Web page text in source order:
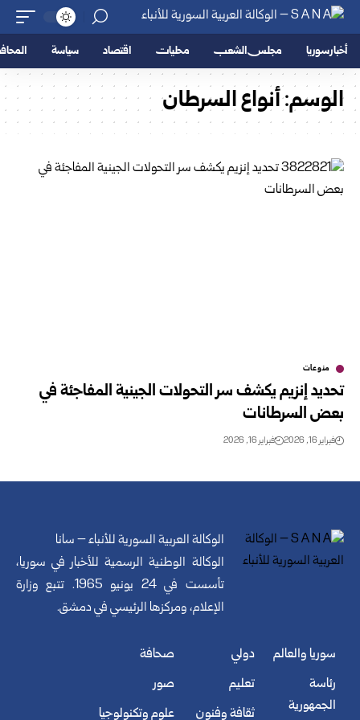
أخبار سوريا مجلس الشعب محليات اقتصاد سياسة
الوسم:أنواع السرطان
منوعات
تحديد إنزيم يكشف سر التحولات الجينية المفاجئة في
بعض السرطانات
فبراير 16, 2026 فبراير 16, 2026
الوكالة العربية السورية للأنباء – سانا
الوكالة الوطنية الرسمية للأخبار في سوريا،
تأسست في 24 يونيو 1965. تتبع وزارة
الإعلام، ومركزها الرئيسي في دمشق.
سوريا والعالم
رئاسة
الجمهورية
دولي
تعليم
ثقافة وفنون
صحافة
صور
علوم وتكنولوجيا